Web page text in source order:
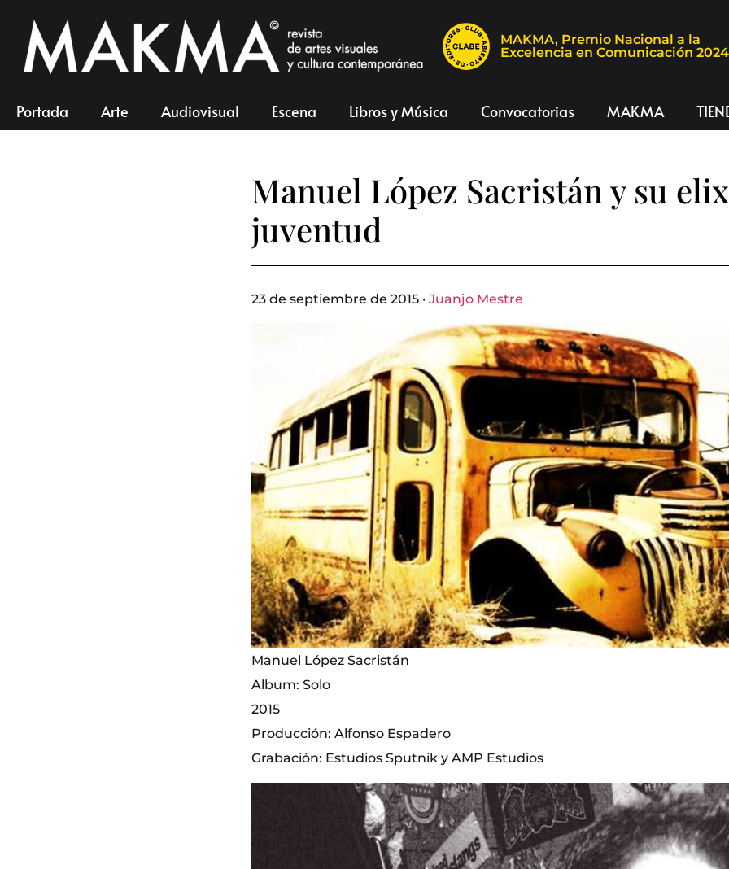
MAKMA, Premio Nacional a la
Excelencia en Comunicación 2024
Portada Arte Audiovisual Escena Libros y Música Convocatorias MAKMA
Manuel López Sacristán y su
juventud
23 de septiembre de 2015 · Juanjo Mestre
Manuel López Sacristán
Album: Solo
2015
Producción: Alfonso Espadero
Grabación: Estudios Sputnik y AMP Estudios